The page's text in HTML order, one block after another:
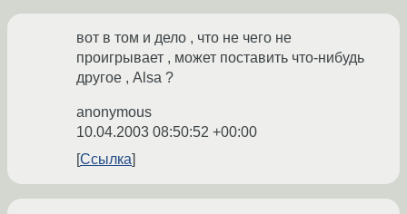
вот в том и дело , что не чего не
проигрывает , может поставить что-нибудь
другое , Alsa ?
anonymous
10.04.2003 08:50:52 +00:00
Ссылка